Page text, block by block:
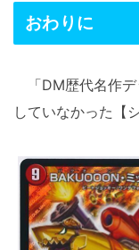
おわりに
「DM歴代名作デ
していなかった【